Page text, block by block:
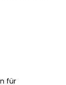
für